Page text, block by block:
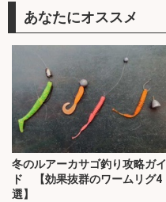
あなたにオススメ
冬のルアーカサゴ釣り攻略ガイ
ド 【効果抜群のワームリグ4
選】